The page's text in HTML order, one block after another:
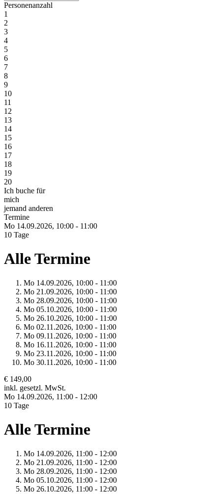
Personenanzahl
1
2
3
4
5
6
7
8
9
10
11
12
13
14
15
16
17
18
19
20
Ich buche für
mich
jemand anderen
Termine
Mo 14.09.2026, 10:00 - 11:00
10 Tage
Alle Termine
Mo 14.09.2026, 10:00 - 11:00
Mo 21.09.2026, 10:00 - 11:00
Mo 28.09.2026, 10:00 - 11:00
Mo 05.10.2026, 10:00 - 11:00
Mo 26.10.2026, 10:00 - 11:00
Mo 02.11.2026, 10:00 - 11:00
Mo 09.11.2026, 10:00 - 11:00
Mo 16.11.2026, 10:00 - 11:00
Mo 23.11.2026, 10:00 - 11:00
Mo 30.11.2026, 10:00 - 11:00
€ 149,00
inkl. gesetzl. MwSt.
Mo 14.09.2026, 11:00 - 12:00
10 Tage
Alle Termine
Mo 14.09.2026, 11:00 - 12:00
Mo 21.09.2026, 11:00 - 12:00
Mo 28.09.2026, 11:00 - 12:00
Mo 05.10.2026, 11:00 - 12:00
Mo 26.10.2026, 11:00 - 12:00